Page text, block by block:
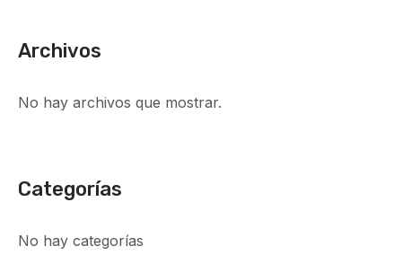
Archivos
No hay archivos que mostrar.
Categorías
No hay categorías